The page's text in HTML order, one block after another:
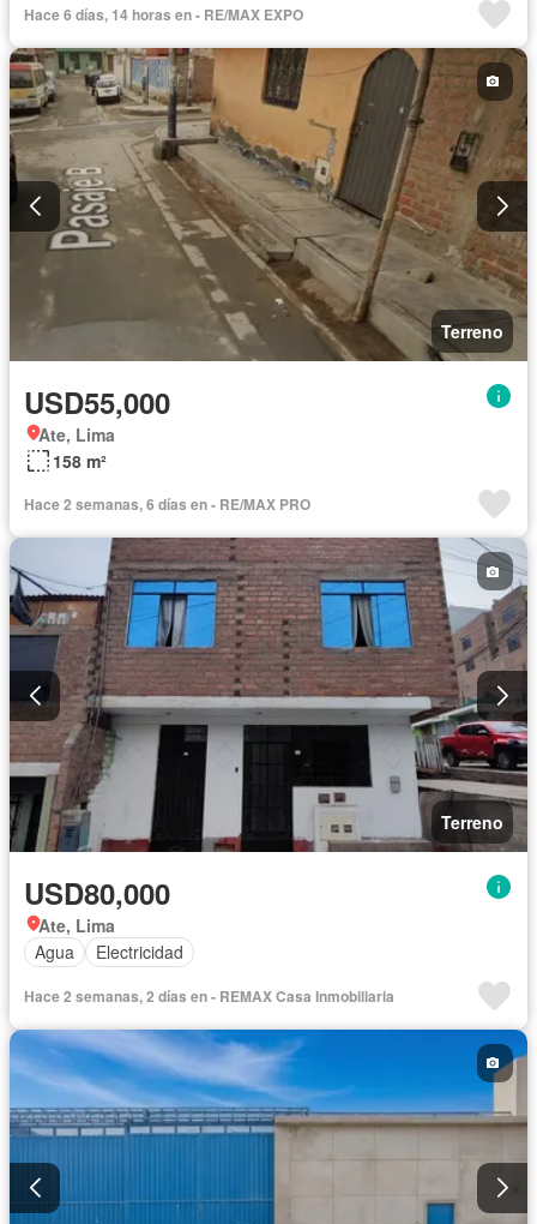
Hace 6 días, 14 horas en - RE/MAX EXPO
Terreno
USD55,000
Ate, Lima
158 m²
Hace 2 semanas, 6 días en - RE/MAX PRO
Terreno
USD80,000
Ate, Lima
Agua
Electricidad
Hace 2 semanas, 2 días en - REMAX Casa Inmobiliaria